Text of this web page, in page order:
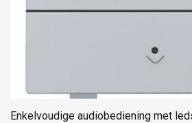
Enkelvoudige audiobediening met